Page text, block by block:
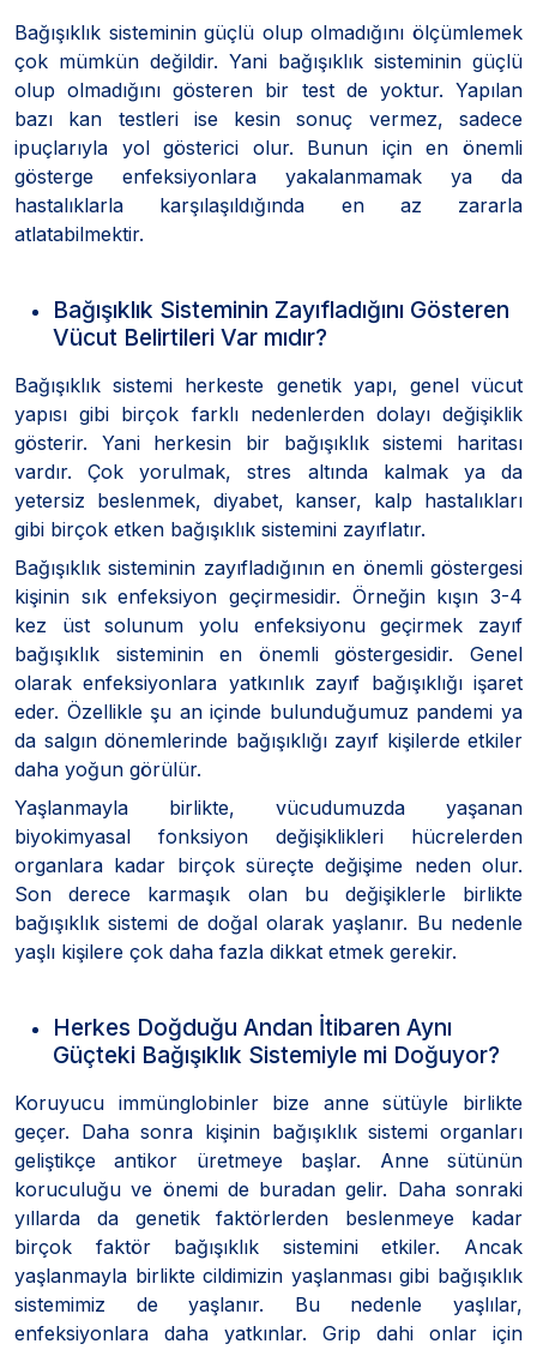
Bağışıklık sisteminin güçlü olup olmadığını ölçümlemek
çok mümkün değildir. Yani bağışıklık sisteminin güçlü
olup olmadığını gösteren bir test de yoktur. Yapılan
bazı kan testleri ise kesin sonuç vermez, sadece
ipuçlarıyla yol gösterici olur. Bunun için en önemli
gösterge enfeksiyonlara yakalanmamak ya da
hastalıklarla karşılaşıldığında en az zararla
atlatabilmektir.
Bağışıklık Sisteminin Zayıfladığını Gösteren
Vücut Belirtileri Var mıdır?
Bağışıklık sistemi herkeste genetik yapı, genel vücut
yapısı gibi birçok farklı nedenlerden dolayı değişiklik
gösterir. Yani herkesin bir bağışıklık sistemi haritası
vardır. Çok yorulmak, stres altında kalmak ya da
yetersiz beslenmek, diyabet, kanser, kalp hastalıkları
gibi birçok etken bağışıklık sistemini zayıflatır.
Bağışıklık sisteminin zayıfladığının en önemli göstergesi
kişinin sık enfeksiyon geçirmesidir. Örneğin kışın 3-4
kez üst solunum yolu enfeksiyonu geçirmek zayıf
bağışıklık sisteminin en önemli göstergesidir. Genel
olarak enfeksiyonlara yatkınlık zayıf bağışıklığı işaret
eder. Özellikle şu an içinde bulunduğumuz pandemi ya
da salgın dönemlerinde bağışıklığı zayıf kişilerde etkiler
daha yoğun görülür.
Yaşlanmayla birlikte, vücudumuzda yaşanan
biyokimyasal fonksiyon değişiklikleri hücrelerden
organlara kadar birçok süreçte değişime neden olur.
Son derece karmaşık olan bu değişiklerle birlikte
bağışıklık sistemi de doğal olarak yaşlanır. Bu nedenle
yaşlı kişilere çok daha fazla dikkat etmek gerekir.
Herkes Doğduğu Andan İtibaren Aynı
Güçteki Bağışıklık Sistemiyle mi Doğuyor?
Koruyucu immünglobinler bize anne sütüyle birlikte
geçer. Daha sonra kişinin bağışıklık sistemi organları
geliştikçe antikor üretmeye başlar. Anne sütünün
koruculuğu ve önemi de buradan gelir. Daha sonraki
yıllarda da genetik faktörlerden beslenmeye kadar
birçok faktör bağışıklık sistemini etkiler. Ancak
yaşlanmayla birlikte cildimizin yaşlanması gibi bağışıklık
sistemimiz de yaşlanır. Bu nedenle yaşlılar,
enfeksiyonlara daha yatkınlar. Grip dahi onlar için